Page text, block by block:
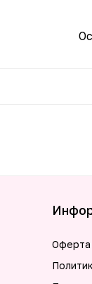
Оферта